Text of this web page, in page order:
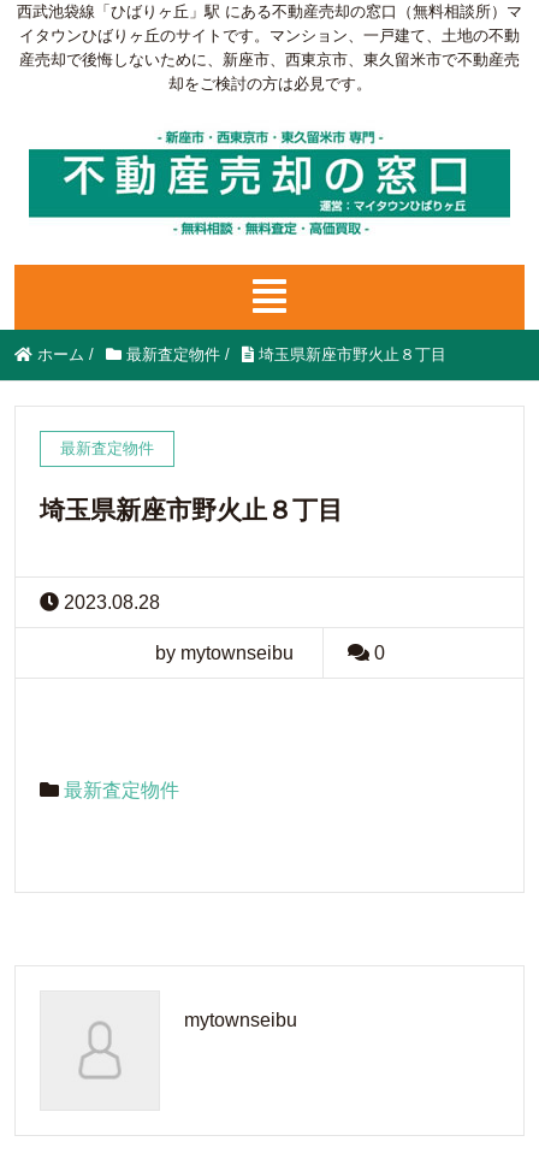
西武池袋線「ひばりヶ丘」駅 にある不動産売却の窓口（無料相談所）マ
イタウンひばりヶ丘のサイトです。マンション、一戸建て、土地の不動
産売却で後悔しないために、新座市、西東京市、東久留米市で不動産売
却をご検討の方は必見です。
ホーム / 最新査定物件 / 埼玉県新座市野火止８丁目
最新査定物件
埼玉県新座市野火止８丁目
2023.08.28
by mytownseibu 0
最新査定物件
mytownseibu